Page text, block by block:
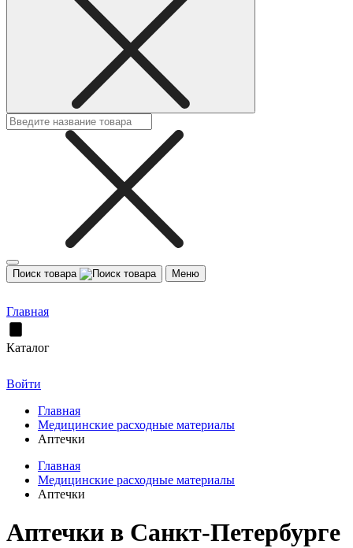
Поиск товара Меню
Главная
Каталог
Войти
Главная
Медицинские расходные материалы
Аптечки
Главная
Медицинские расходные материалы
Аптечки
Аптечки в Санкт-Петербурге